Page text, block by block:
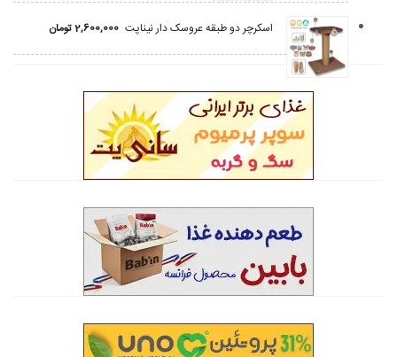
اسکرچر دو طبقه عروسک دار نیناپت 2,600,000تومان